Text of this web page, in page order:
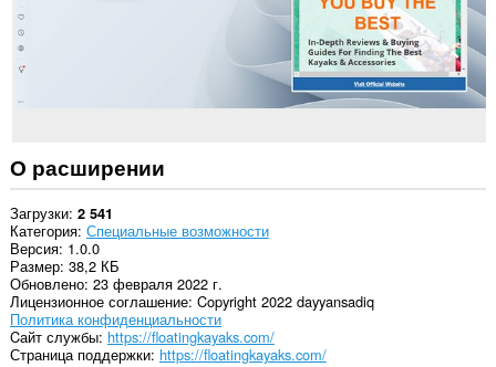
О расширении
Загрузки 2 541
Категория Специальные возможности
Версия 1.0.0
Размер 38,2 КБ
Обновлено 23 февраля 2022 г.
Лицензионное соглашение Copyright 2022 dayyansadiq
Политика конфиденциальности
Cайт службы https://floatingkayaks.com/
Страница поддержки https://floatingkayaks.com/